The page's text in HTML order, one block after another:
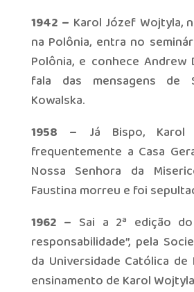
1942 – Karol Józef Wojtyla,
na Polônia, entra no
Polônia, e conhece Andrew
fala das mensagens de
Kowalska.
1958 – Já Bispo, Karol
frequentemente a Casa
Nossa Senhora da
Faustina morreu e foi
1962 – Sai a 2ª edição
responsabilidade”, pela
da Universidade Católica
ensinamento de Karol